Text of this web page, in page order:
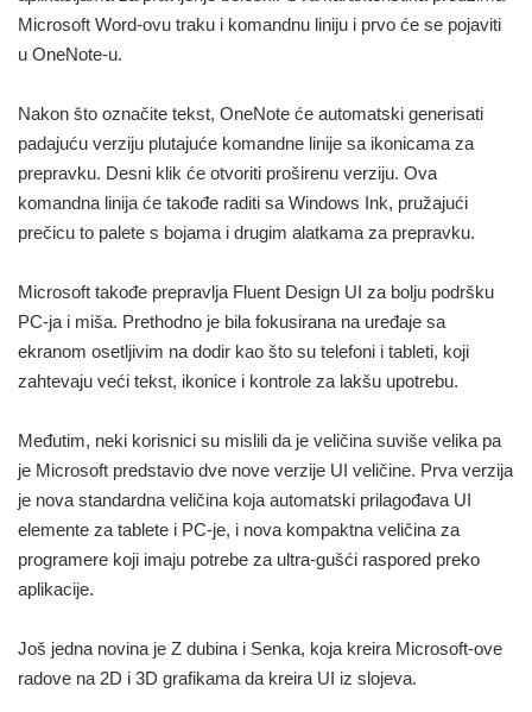
Microsoft Word-ovu traku i komandnu liniju i prvo će se pojaviti
u OneNote-u.
Nakon što označite tekst, OneNote će automatski generisati
padajuću verziju plutajuće komandne linije sa ikonicama za
prepravku. Desni klik će otvoriti proširenu verziju. Ova
komandna linija će takođe raditi sa Windows Ink, pružajući
prečicu to palete s bojama i drugim alatkama za prepravku.
Microsoft takođe prepravlja Fluent Design UI za bolju podršku
PC-ja i miša. Prethodno je bila fokusirana na uređaje sa
ekranom osetljivim na dodir kao što su telefoni i tableti, koji
zahtevaju veći tekst, ikonice i kontrole za lakšu upotrebu.
Međutim, neki korisnici su mislili da je veličina suviše velika pa
je Microsoft predstavio dve nove verzije UI veličine. Prva verzija
je nova standardna veličina koja automatski prilagođava UI
elemente za tablete i PC-je, i nova kompaktna veličina za
programere koji imaju potrebe za ultra-gušći raspored preko
aplikacije.
Još jedna novina je Z dubina i Senka, koja kreira Microsoft-ove
radove na 2D i 3D grafikama da kreira UI iz slojeva.